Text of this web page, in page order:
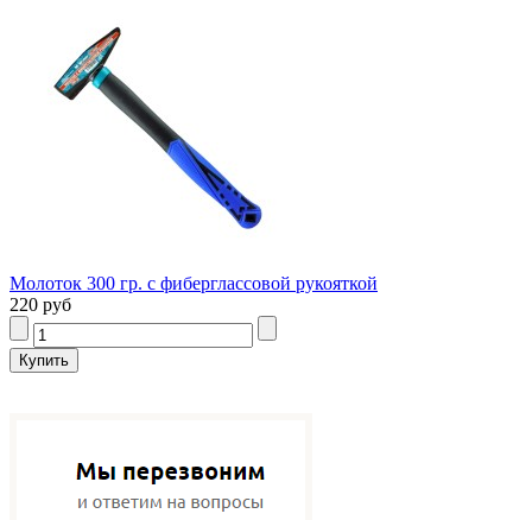
Молоток 300 гр. с фиберглассовой рукояткой
220 руб